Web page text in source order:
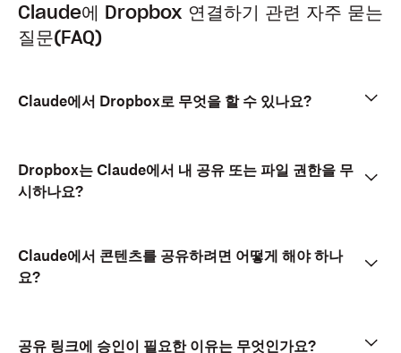
Claude에 Dropbox 연결하기 관련 자주 묻는
질문(FAQ)
Claude에서 Dropbox로 무엇을 할 수 있나요?
Dropbox는 Claude에서 내 공유 또는 파일 권한을 무
시하나요?
Claude에서 콘텐츠를 공유하려면 어떻게 해야 하나
요?
공유 링크에 승인이 필요한 이유는 무엇인가요?